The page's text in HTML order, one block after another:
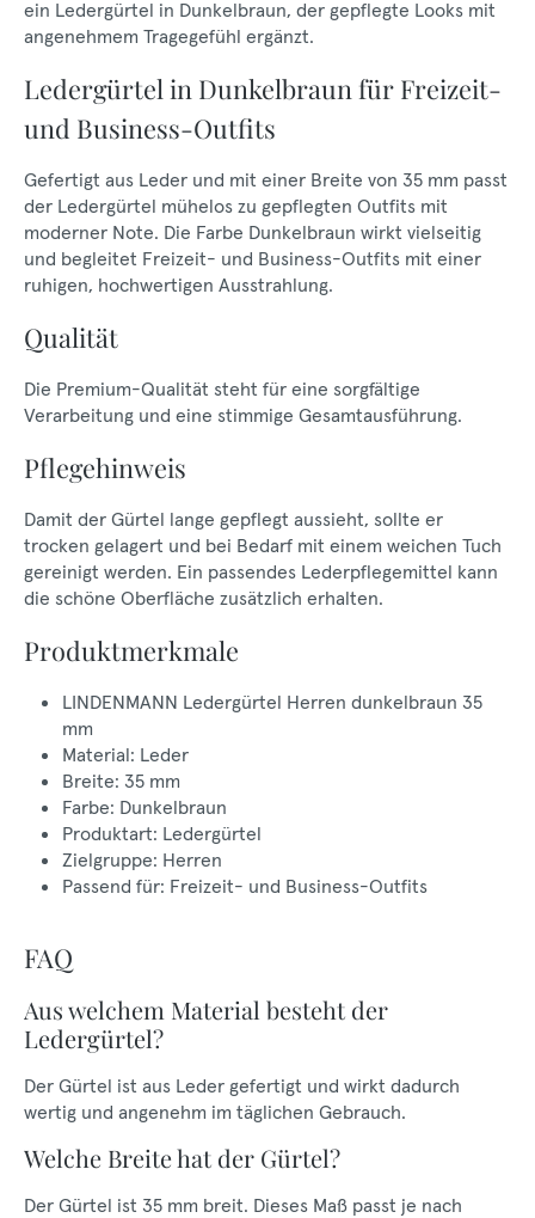
ein Ledergürtel in Dunkelbraun, der gepflegte Looks mit
angenehmem Tragegefühl ergänzt.
Ledergürtel in Dunkelbraun für Freizeit-
und Business-Outfits
Gefertigt aus Leder und mit einer Breite von 35 mm passt
der Ledergürtel mühelos zu gepflegten Outfits mit
moderner Note. Die Farbe Dunkelbraun wirkt vielseitig
und begleitet Freizeit- und Business-Outfits mit einer
ruhigen, hochwertigen Ausstrahlung.
Qualität
Die Premium-Qualität steht für eine sorgfältige
Verarbeitung und eine stimmige Gesamtausführung.
Pflegehinweis
Damit der Gürtel lange gepflegt aussieht, sollte er
trocken gelagert und bei Bedarf mit einem weichen Tuch
gereinigt werden. Ein passendes Lederpflegemittel kann
die schöne Oberfläche zusätzlich erhalten.
Produktmerkmale
LINDENMANN Ledergürtel Herren dunkelbraun 35
mm
Material: Leder
Breite: 35 mm
Farbe: Dunkelbraun
Produktart: Ledergürtel
Zielgruppe: Herren
Passend für: Freizeit- und Business-Outfits
FAQ
Aus welchem Material besteht der
Ledergürtel?
Der Gürtel ist aus Leder gefertigt und wirkt dadurch
wertig und angenehm im täglichen Gebrauch.
Welche Breite hat der Gürtel?
Der Gürtel ist 35 mm breit. Dieses Maß passt je nach